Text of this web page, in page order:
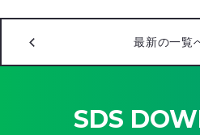
最新の一覧
SDS